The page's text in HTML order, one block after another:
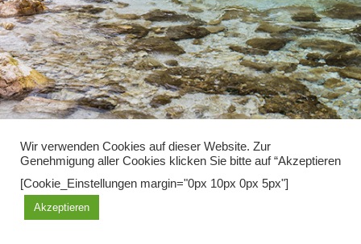
Diese Seite benutzt Cookies, mit der weiteren Nutzung erklären sie
sich damit einverstanden.
Wir verwenden Cookies auf dieser Website. Zur
Genehmigung aller Cookies klicken Sie bitte auf “Akzeptieren
[Cookie_Einstellungen margin="0px 10px 0px 5px"]
Akzeptieren